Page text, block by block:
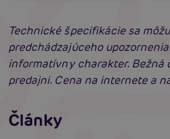
Technické špecifikácie sa
predchádzajúceho
informatívny charakter. Bežná
predajni. Cena na internete a
Články
neodolateľne sexy
Čítať viacej
Erotická inteligencia: